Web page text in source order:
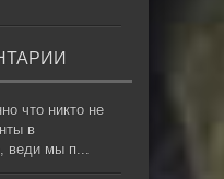
что никто не
в
веди мы п...